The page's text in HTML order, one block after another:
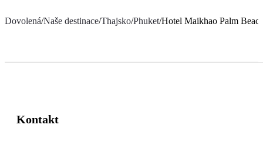
Dovolená/Naše destinace/Thajsko/Phuket/Hotel Maikhao Palm
Kontakt